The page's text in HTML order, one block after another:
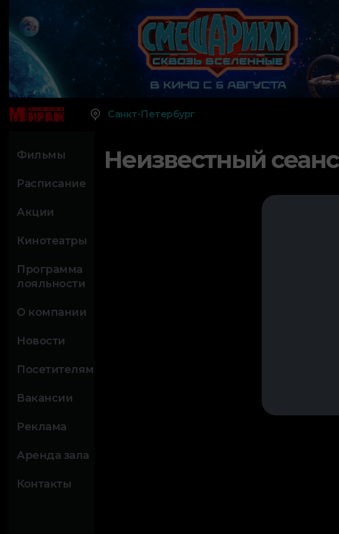
Санкт-Петербург
Фильмы
Расписание
Акции
Кинотеатры
Программа
лояльности
О компании
Новости
Посетителям
Вакансии
Реклама
Аренда зала
Контакты
Неизвестный сеанс